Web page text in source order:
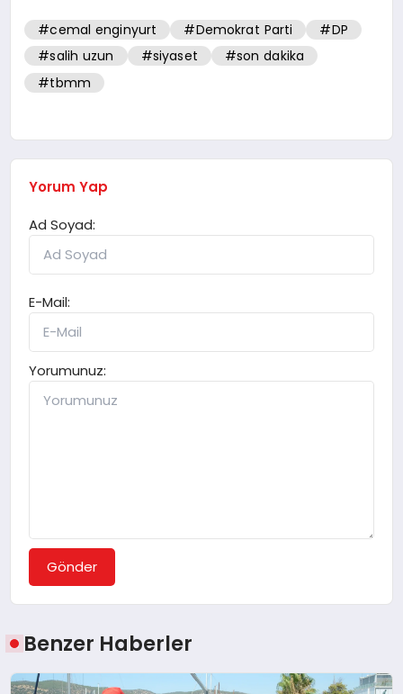
#cemal enginyurt #Demokrat Parti
#DP
#salih uzun
#siyaset
#son dakika
#tbmm
Yorum Yap
Ad Soyad:
E-Mail:
Yorumunuz:
Gönder
Benzer Haberler